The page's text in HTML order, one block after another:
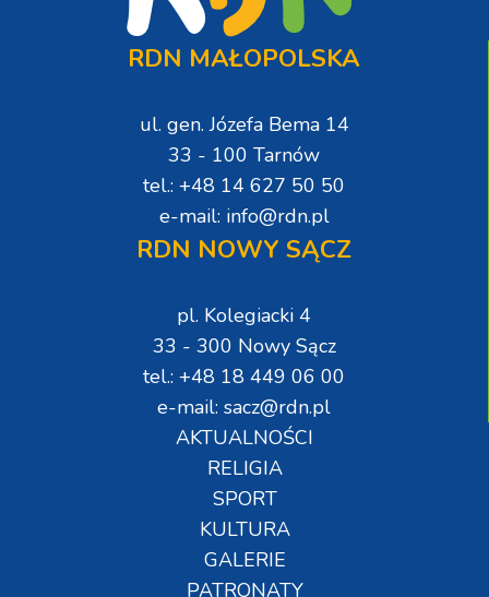
RDN MAŁOPOLSKA
ul. gen. Józefa Bema 14
33 - 100 Tarnów
tel.: +48 14 627 50 50
e-mail: info@rdn.pl
RDN NOWY SĄCZ
pl. Kolegiacki 4
33 - 300 Nowy Sącz
tel.: +48 18 449 06 00
e-mail: sacz@rdn.pl
AKTUALNOŚCI
RELIGIA
SPORT
KULTURA
GALERIE
PATRONATY